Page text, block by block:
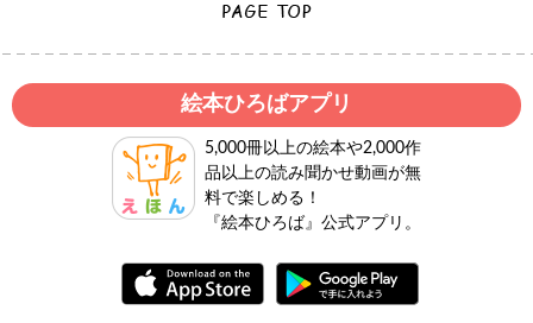
絵本ひろばアプリ
5,000冊以上の絵本や2,000作
品以上の読み聞かせ動画が無
料で楽しめる！
『絵本ひろば』公式アプリ。